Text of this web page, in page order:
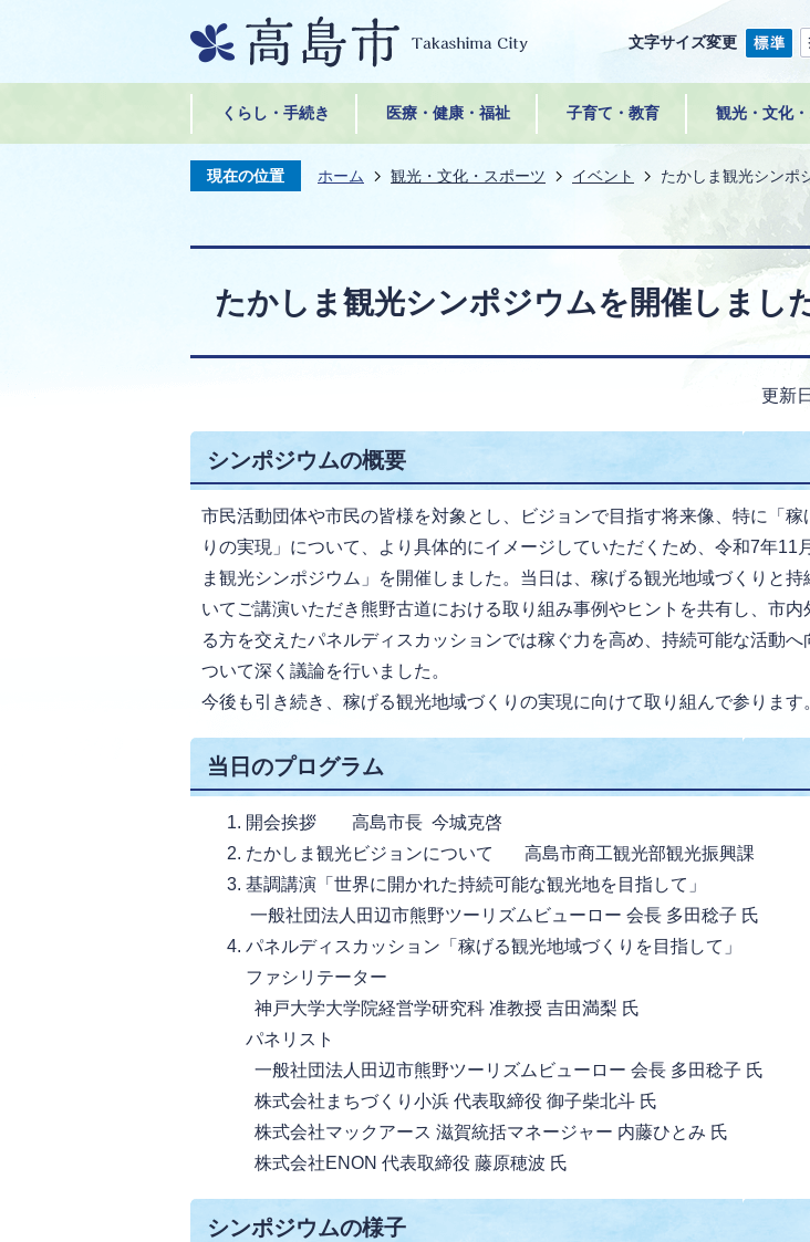
文字サイズ変更
くらし・手続き 医療・健康・福祉 子育て・教育 観光・文化
現在の位置 ホーム 観光・文化・スポーツ イベント たかしま観光シンポ
たかしま観光シンポジウムを開催しまし
更新
シンポジウムの概要
市民活動団体や市民の皆様を対象とし、ビジョンで目指す将来像、特に「稼
りの実現」について、より具体的にイメージしていただくため、令和7年11
ま観光シンポジウム」を開催しました。当日は、稼げる観光地域づくりと持
いてご講演いただき熊野古道における取り組み事例やヒントを共有し、市内
る方を交えたパネルディスカッションでは稼ぐ力を高め、持続可能な活動へ
ついて深く議論を行いました。
今後も引き続き、稼げる観光地域づくりの実現に向けて取り組んで参ります
当日のプログラム
開会挨拶 高島市長 今城克啓
たかしま観光ビジョンについて 高島市商工観光部観光振興課
基調講演「世界に開かれた持続可能な観光地を目指して」
一般社団法人田辺市熊野ツーリズムビューロー 会長 多田稔子 氏
パネルディスカッション「稼げる観光地域づくりを目指して」
ファシリテーター
神戸大学大学院経営学研究科 准教授 吉田満梨 氏
パネリスト
一般社団法人田辺市熊野ツーリズムビューロー 会長 多田稔子 氏
株式会社まちづくり小浜 代表取締役 御子柴北斗 氏
株式会社マックアース 滋賀統括マネージャー 内藤ひとみ 氏
株式会社ENON 代表取締役 藤原穂波 氏
シンポジウムの様子